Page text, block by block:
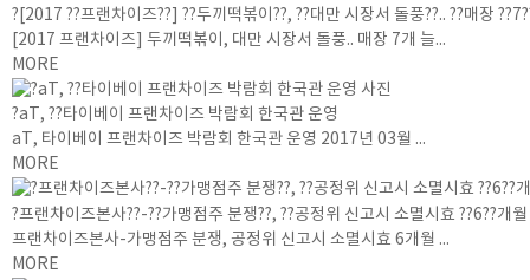
?[2017 ??프랜차이즈??] ??두끼떡볶이??, ??대만 시장서 돌풍??.. ??매장
[2017 프랜차이즈] 두끼떡볶이, 대만 시장서 돌풍.. 매장 7개 늘...
MORE
?aT, ??타이베이 프랜차이즈 박람회 한국관 운영
aT, 타이베이 프랜차이즈 박람회 한국관 운영 2017년 03월 ...
MORE
?프랜차이즈본사??-??가맹점주 분쟁??, ??공정위 신고시 소멸시효 ??6??개
프랜차이즈본사-가맹점주 분쟁, 공정위 신고시 소멸시효 6개월 ...
MORE